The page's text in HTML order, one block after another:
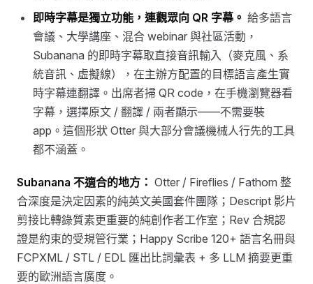
即時字幕是獨立功能，連觀眾向 QR 字幕。 給多語言
會議、大學講座、混合 webinar 與社區活動，
Subanana 的即時字幕取直接音訊輸入（麥克風、系
統音訊、虛擬線），在主辦方配置的目標語言產生實
時字幕連翻譯。出席者掃 QR code，在手機瀏覽器看
字幕，選擇原文 / 翻譯 / 兩者顯示——不需要裝
app。這個形狀 Otter 與大部分會議機械人行先的工具
都不涵蓋。
Subanana 不適合的地方： Otter / Fireflies / Fathom 整
合深度是決定因素的純英文美國套件團隊；Descript 影片
剪接比轉錄質素更重要的純創作者工作室；Rev 合規認
證是約束的受規管行業；Happy Scribe 120+ 語言名冊與
FCPXML / STL / EDL 匯出比詞彙表 + 多 LLM 摘要更重
要的歐洲語言廣度。